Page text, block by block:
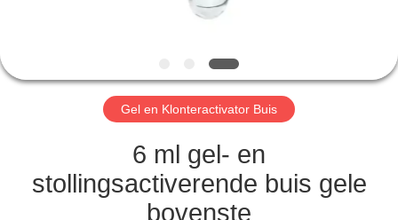
VERZOEK
CITAAT
Gel en Klonteractivator Buis
6 ml gel- en
stollingsactiverende buis gele
bovenste